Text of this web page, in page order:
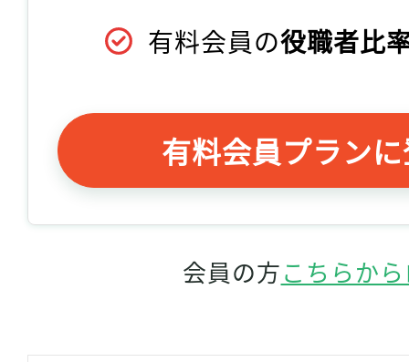
有料会員の役職者比
有料会員プラン
会員の方こちらか